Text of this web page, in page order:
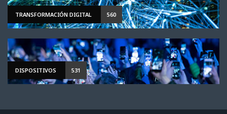
TRANSFORMACIÓN DIGITAL 560
DISPOSITIVOS 531